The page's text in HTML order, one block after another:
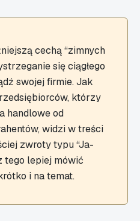
cechą “zimnych
się ciągłego
swojej firmie. Jak
którzy
handlowe od
widzi w treści
zwroty typu “Ja-
tego lepiej mówić
i na temat.